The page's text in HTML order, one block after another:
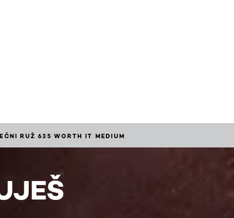
RUŽ 635 WORTH IT MEDIUM